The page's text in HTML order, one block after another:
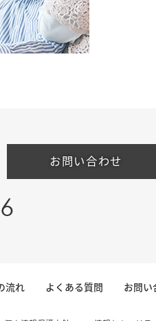
お問い合わせ
流れ よくある質問 お問い